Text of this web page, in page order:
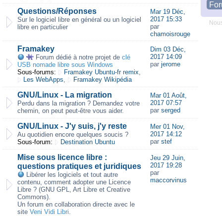
Questions/Réponses
Sur le logiciel libre en général ou un logiciel
libre en particulier
Mar 19 Déc,
2017 15:33
par
chamoisrouge
Framakey
Forum dédié à notre projet de clé
USB nomade libre sous Windows
Sous-forums:
Framakey Ubuntu-fr remix,
Les WebApps, Framakey Wikipédia
Dim 03 Déc,
2017 14:09
par jerome
GNU/Linux - La migration
Perdu dans la migration ? Demandez votre
chemin, on peut peut-être vous aider.
Mar 01 Août,
2017 07:57
par serged
GNU/Linux - J'y suis, j'y reste
Au quotidien encore quelques soucis ?
Sous-forum:
Destination Ubuntu
Mer 01 Nov,
2017 14:12
par stef
Mise sous licence libre :
questions pratiques et juridiques
Libérer les logiciels et tout autre
contenu, comment adopter une Licence
Libre ? (GNU GPL, Art Libre et Creative
Commons).
Un forum en collaboration directe avec le
site Veni Vidi Libri.
Jeu 29 Juin,
2017 19:28
par
maccorvinus